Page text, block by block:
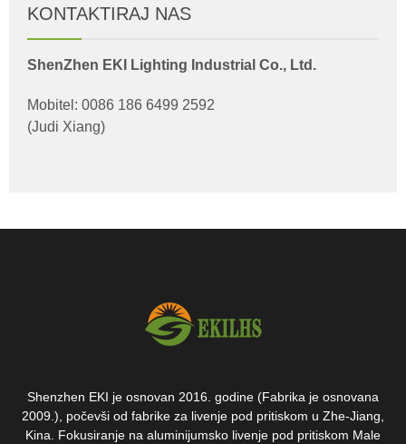
KONTAKTIRAJ NAS
ShenZhen EKI Lighting Industrial Co., Ltd.
Mobitel: 0086 186 6499 2592
(Judi Xiang)
Shenzhen EKI je osnovan 2016. godine (Fabrika je osnovana
2009.), počevši od fabrike za livenje pod pritiskom u Zhe-Jiang,
Kina. Fokusiranje na aluminijumsko livenje pod pritiskom Male